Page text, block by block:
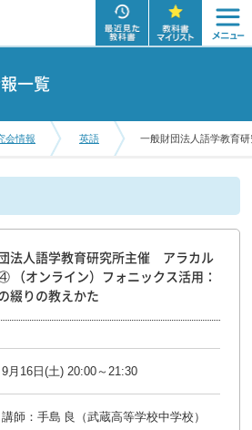
一覧
会情報 英語 一般財団法人語学教育
法人語学教育研究所主催 アラカル
（オンライン）フォニックス活用：
綴りの教えかた
9月16日(土) 20:00～21:30
講師：手島 良（武蔵高等学校中学校）